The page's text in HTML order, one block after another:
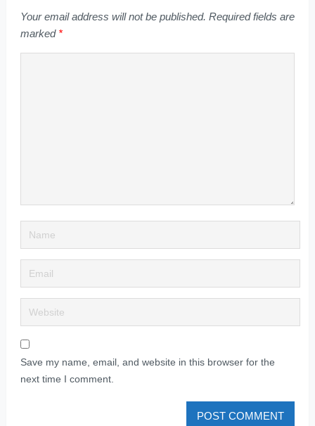
Your email address will not be published. Required fields are
marked *
Save my name, email, and website in this browser for the
next time I comment.